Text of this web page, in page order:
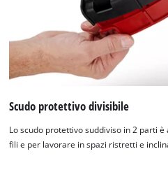
Scudo protettivo divisibile
Lo scudo protettivo suddiviso in 2 parti
fili e per lavorare in spazi ristretti e